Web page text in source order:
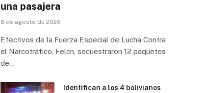
una pasajera
8 de agosto de 2026
Efectivos de la Fuerza Especial de Lucha Contra
el Narcotráfico, Felcn, secuestraron 12 paquetes
de…
Identifican a los 4 bolivianos